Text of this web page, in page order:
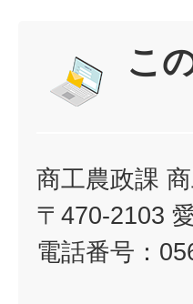
こ
商工農政課
〒470-2103
電話番号：